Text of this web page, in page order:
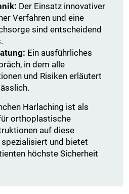
Der Einsatz innovativer
Verfahren und eine
sind entscheidend
Ein ausführliches
in dem alle
und Risiken erläutert
Harlaching ist als
orthoplastische
auf diese
und bietet
höchste Sicherheit